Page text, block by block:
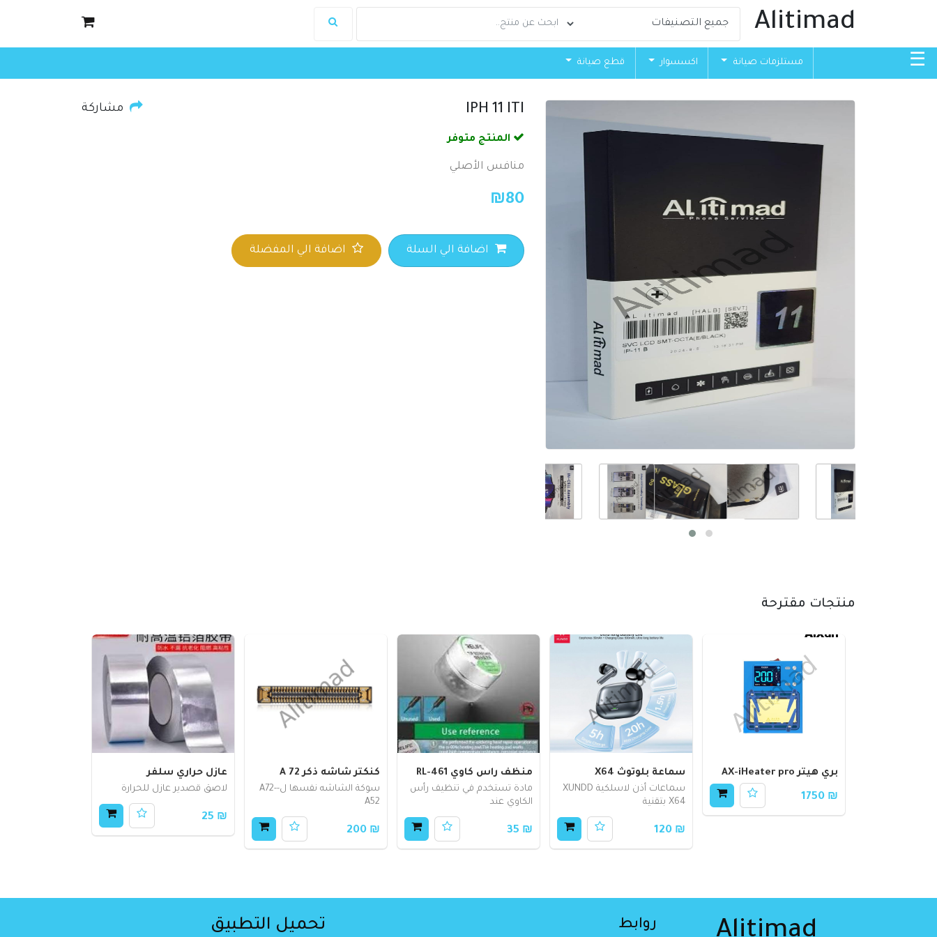
Alitimad
☰ مستلزمات صيانة اكسسوار قطع صيانة
IPH 11 ITI مشاركة
المنتج متوفر
منافس الأصلي
₪80
اضافة الي السلة اضافة الي المفضلة
منتجات مقترحة
بري هيتر AX-iHeater pro
₪ 1750
سماعة بلوتوث X64
سماعات أذن لاسلكية XUNDD
X64 بتقنية
₪ 120
منظف راس كاوي RL-461
مادة تستخدم في تنظيف رأس
الكاوي عند
₪ 35
كنكتر شاشه ذكر A 72
سوكة الشاشه نفسها لA72--
A52
₪ 200
عازل حراري سلفر
لاصق قصدير عازل للحرارة
₪ 25
روابط تحميل التطبيق